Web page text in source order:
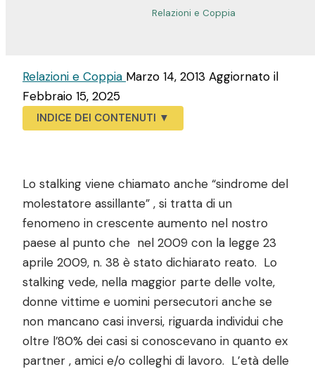
Relazioni e Coppia
Relazioni e Coppia Marzo 14, 2013 Aggiornato il
Febbraio 15, 2025
INDICE DEI CONTENUTI ▼
Lo stalking viene chiamato anche “sindrome del
molestatore assillante” , si tratta di un
fenomeno in crescente aumento nel nostro
paese al punto che nel 2009 con la legge 23
aprile 2009, n. 38 è stato dichiarato reato. Lo
stalking vede, nella maggior parte delle volte,
donne vittime e uomini persecutori anche se
non mancano casi inversi, riguarda individui che
oltre l’80% dei casi si conoscevano in quanto ex
partner , amici e/o colleghi di lavoro. L’età delle